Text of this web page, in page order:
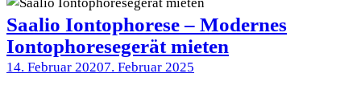
Saalio Iontophorese – Modernes
Iontophoresegerät mieten
14. Februar 20207. Februar 2025